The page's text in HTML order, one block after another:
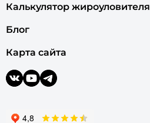
Калькулятор жироуловителя
Блог
Карта сайта